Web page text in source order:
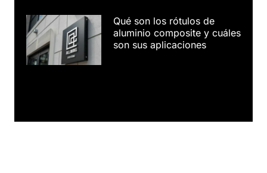
Qué son los rótulos de
aluminio composite y cuáles
son sus aplicaciones